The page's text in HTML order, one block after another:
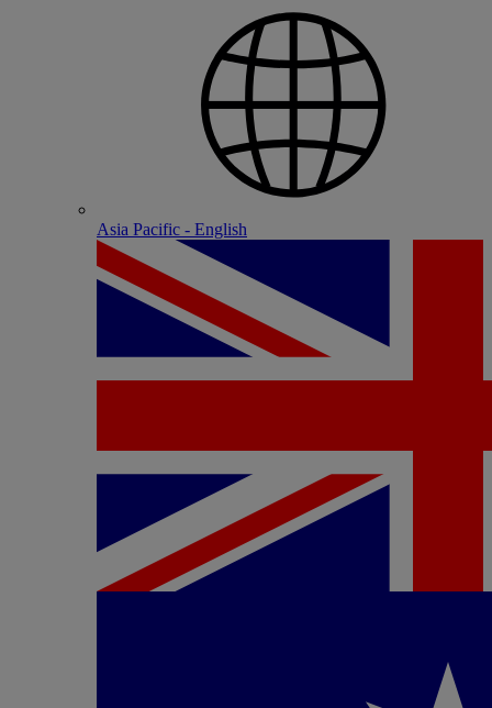
Asia Pacific - English